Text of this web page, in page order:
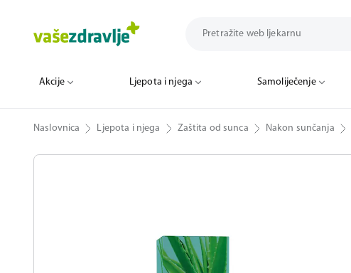
Akcije Ljepota i njega Samoliječenje
Naslovnica Ljepota i njega Zaštita od sunca Nakon sunčanja